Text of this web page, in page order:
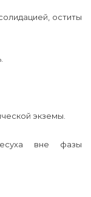
оститы
экземы.
вне фазы